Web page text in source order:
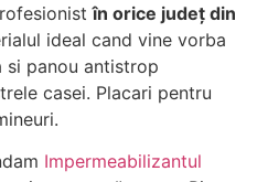
în orice județ din
ideal cand vine vorba
si panou antistrop
casei. Placari pentru
Impermeabilizantul